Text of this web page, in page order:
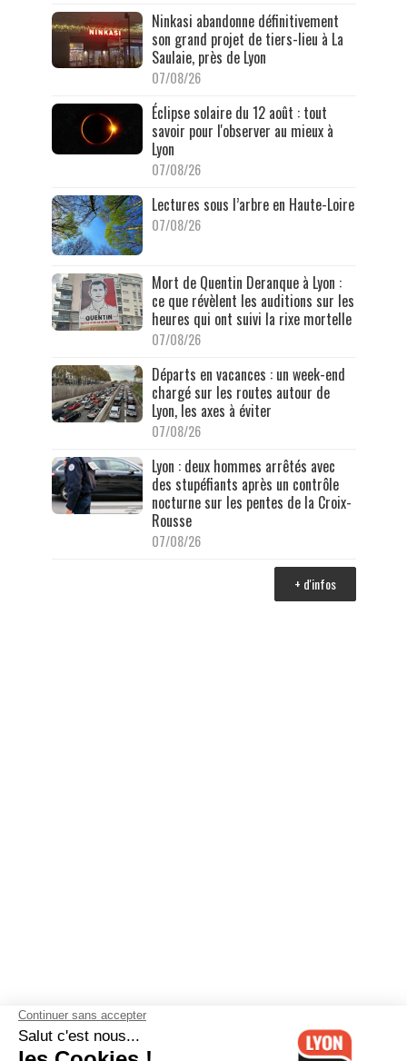
Ninkasi abandonne définitivement
son grand projet de tiers-lieu à La
Saulaie, près de Lyon
07/08/26
Éclipse solaire du 12 août : tout
savoir pour l'observer au mieux à
Lyon
07/08/26
Lectures sous l’arbre en Haute-Loire
07/08/26
Mort de Quentin Deranque à Lyon :
ce que révèlent les auditions sur les
heures qui ont suivi la rixe mortelle
07/08/26
Départs en vacances : un week-end
chargé sur les routes autour de
Lyon, les axes à éviter
07/08/26
Lyon : deux hommes arrêtés avec
des stupéfiants après un contrôle
nocturne sur les pentes de la Croix-
Rousse
07/08/26
+ d'infos